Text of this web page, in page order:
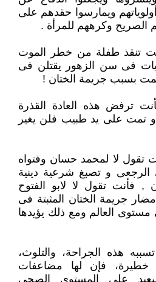
ويمارسوا حقدهم على
الصريح وكرههم للمرأة .
تنقذ طفلة من خطر الموت
فى سن الزهور يقتلن فى
بسبب جريمة الختان !
ترفض هذه العادة القذرة
تمت على يد طبيب فلن يغير
تقول لا لمحمد حسان وفتواه
الرجعى و تصبغ شرعية دينية
, فأنت تقول لا لابو الفتوح
جريمة الختان المثبتة فى
مستوى العالم ومع ذلك يؤيدها
هذه الجراحة، والتلوث،
خطيرة، فإن لها مضاعفات
على المستوى الصحي